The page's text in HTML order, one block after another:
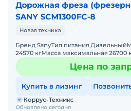
Дорожная фреза
SANY SCM1300FC-8
Новая техника
Бренд SanyТип питания
24570 кгМасса максимальная 26700
DONGFENG CUMMINS
IIIМощност
Цена по
Купить в лизинг
Обновлено сегодня
Коррус-Техникс